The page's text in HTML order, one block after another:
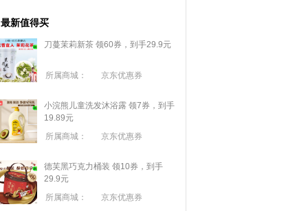
最新值得买
刀蔓茉莉新茶 领60券，到手29.9元
所属商城： 京东优惠券
小浣熊儿童洗发沐浴露 领7券，到手
19.89元
所属商城：
京东优惠券
德芙黑巧克力桶装 领10券，到手
29.9元
所属商城：
京东优惠券